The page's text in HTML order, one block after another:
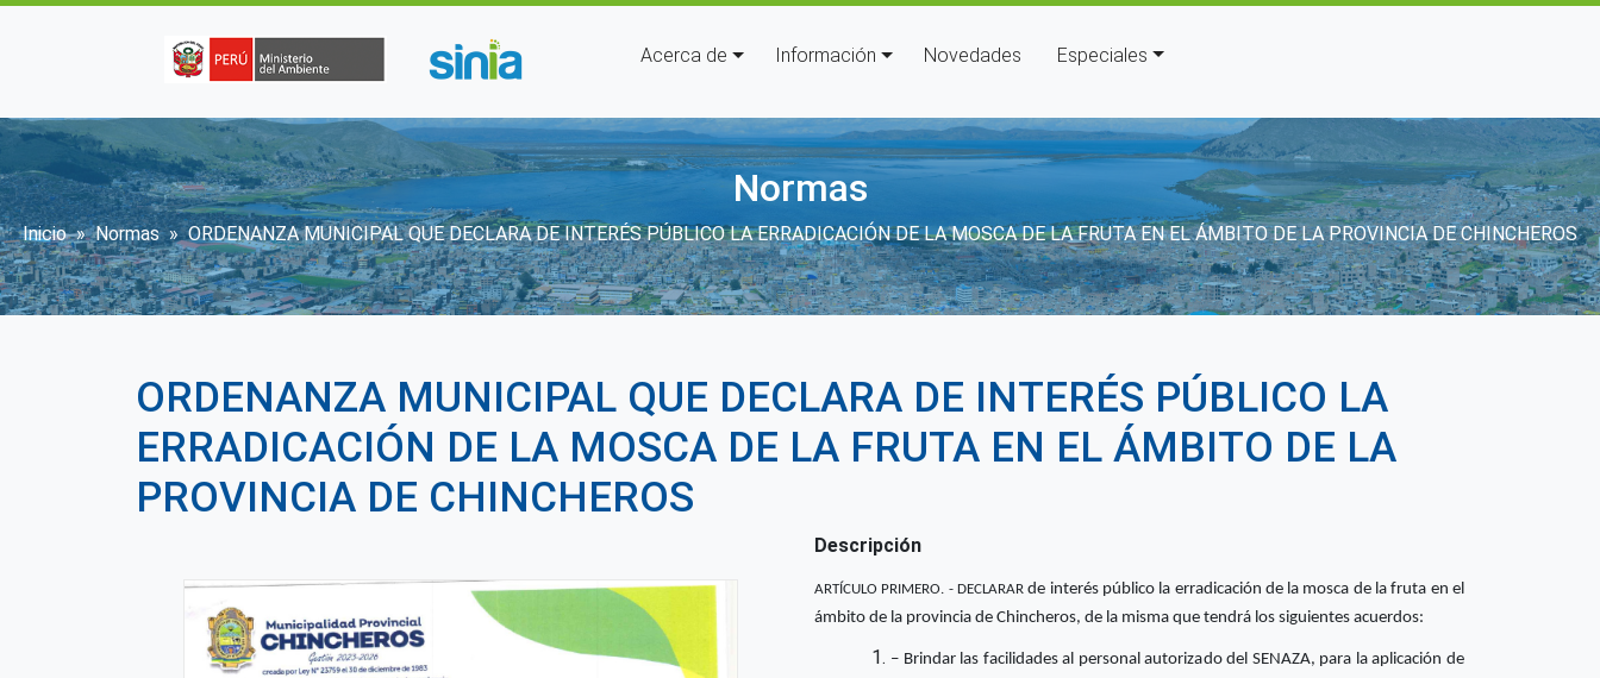
Navegación principal
Acerca de Información Novedades Especiales
Normas
Sobrescribir enlaces de ayuda a la navegación
Inicio Normas ORDENANZA MUNICIPAL QUE DECLARA DE INTERÉS PÚBLICO LA ERRADICACIÓN DE LA MOSCA DE LA FRUTA EN EL ÁMBITO DE LA PROVINCIA DE CHINCHEROS
ORDENANZA MUNICIPAL QUE DECLARA DE INTERÉS PÚBLICO LA
ERRADICACIÓN DE LA MOSCA DE LA FRUTA EN EL ÁMBITO DE LA
PROVINCIA DE CHINCHEROS
Descripción
ARTÍCULO PRIMERO. - DECLARARde interés público la erradicación de la mosca de la fruta en el
ámbito de la provincia de Chincheros, de la misma que tendrá los siguientes acuerdos:
– Brindar las facilidades al personal autorizado del SENAZA, para la aplicación de